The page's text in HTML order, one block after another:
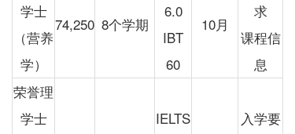
学士
（营养
学）
74,250 8个学期
6.0
IBT
60
10月
求
课程信
息
荣誉理
学士
IELTS
入学要